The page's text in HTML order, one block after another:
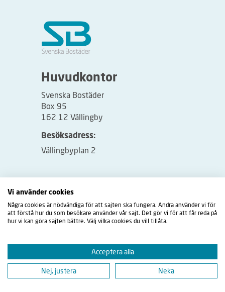
Huvudkontor
Svenska Bostäder
Box 95
162 12 Vällingby
Besöksadress:
Vällingbyplan 2
Vi använder cookies
Några cookies är nödvändiga för att sajten ska fungera. Andra använder vi för
att förstå hur du som besökare använder vår sajt. Det gör vi för att får reda på
hur vi kan göra sajten bättre. Välj vilka cookies du vill tillåta.
Acceptera alla
Nej, justera Neka